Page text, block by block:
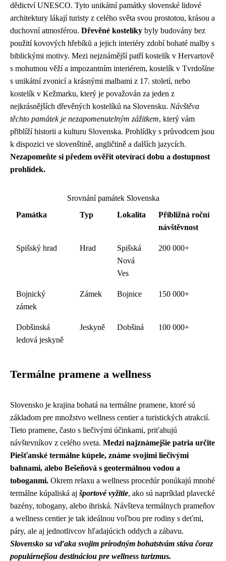
dědictví UNESCO. Tyto unikátní památky slovenské lidové
architektury lákají turisty z celého světa svou prostotou, krásou a
duchovní atmosférou. Dřevěné kostelíky byly budovány bez
použití kovových hřebíků a jejich interiéry zdobí bohaté malby s
biblickými motivy. Mezi nejznámější patří kostelík v Hervartově
s mohutnou věží a impozantním interiérem, kostelík v Tvrdošíne
s unikátní zvonicí a krásnými malbami z 17. století, nebo
kostelík v Kežmarku, který je považován za jeden z
nejkrásnějších dřevěných kostelíků na Slovensku. Návštěva
těchto památek je nezapomenutelným zážitkem, který vám
přiblíží historii a kulturu Slovenska. Prohlídky s průvodcem jsou
k dispozici ve slovenštině, angličtině a dalších jazycích.
Nezapomeňte si předem ověřit otevírací dobu a dostupnost
prohlídek.
Srovnání památek Slovenska
Památka
Typ Lokalita
Přibližná roční
návštěvnost
Spišský hrad Hrad
Spišská
Nová
Ves
200 000+
Bojnický
zámek
Zámek Bojnice 150 000+
Dobšinská
ledová jeskyně
Jeskyně Dobšiná 100 000+
Termálne pramene a wellness
Slovensko je krajina bohatá na termálne pramene, ktoré sú
základom pre množstvo wellness centier a turistických atrakcií.
Tieto pramene, často s liečivými účinkami, priťahujú
návštevníkov z celého sveta. Medzi najznámejšie patria určite
Piešťanské termálne kúpele, známe svojimi liečivými
bahnami, alebo Bešeňová s geotermálnou vodou a
toboganmi. Okrem relaxu a wellness procedúr ponúkajú mnohé
termálne kúpaliská aj športové vyžitie, ako sú napríklad plavecké
bazény, tobogany, alebo ihriská. Návšteva termálnych prameňov
a wellness centier je tak ideálnou voľbou pre rodiny s deťmi,
páry, ale aj jednotlivcov hľadajúcich oddych a zábavu.
Slovensko sa vďaka svojim prírodným bohatstvám stáva čoraz
populárnejšou destináciou pre wellness turizmus.